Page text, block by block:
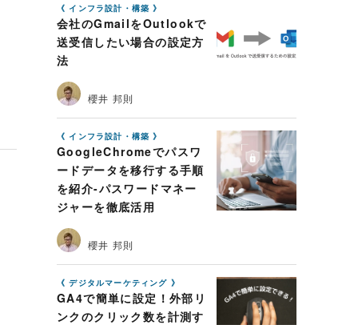
インフラ設計・構築
会社のGmailをOutlookで
送受信したい場合の設定方
法
櫻井 邦則
インフラ設計・構築
GoogleChromeでパスワ
ードデータを移行する手順
を紹介-パスワードマネー
ジャーを徹底活用
櫻井 邦則
デジタルマーケティング
GA4で簡単に設定！外部リ
ンクのクリック数を計測す